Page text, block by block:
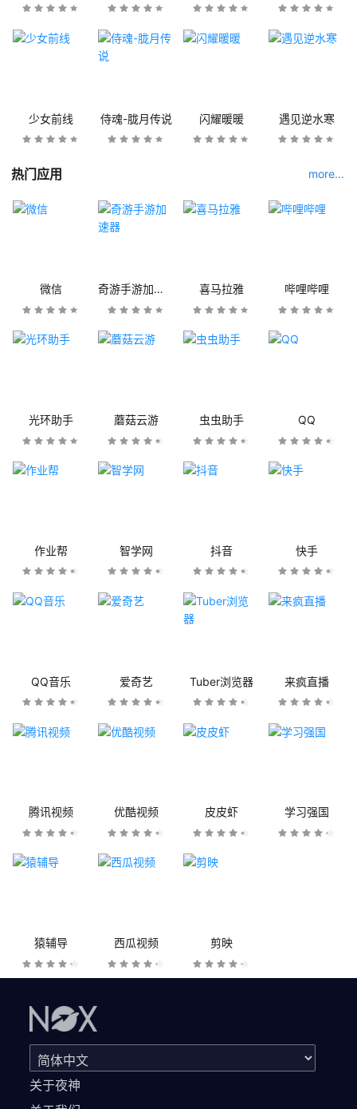
少女前线 侍魂-胧月传说 闪耀暖暖 遇见逆水寒
热门应用 more...
微信 奇游手游加速器 喜马拉雅 哔哩哔哩
光环助手 蘑菇云游 虫虫助手 QQ
作业帮 智学网 抖音 快手
QQ音乐 爱奇艺 Tuber浏览器 来疯直播
腾讯视频 优酷视频 皮皮虾 学习强国
猿辅导 西瓜视频 剪映
关于夜神